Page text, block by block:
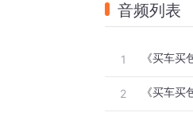
音频列表
1 《买车
2 《买车